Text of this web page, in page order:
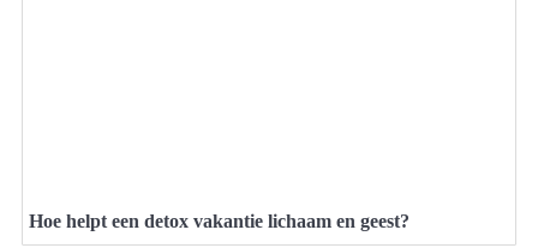
Hoe helpt een detox vakantie lichaam en geest?